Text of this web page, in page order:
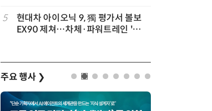
5
현대차 아이오닉 9, 獨 평가서 볼보
EX90 제쳐…차체·파워트레인 '우
주요 행사 ❯